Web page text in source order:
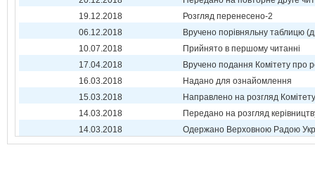
19.12.2018
Розгляд перенесено-2
06.12.2018
Вручено порівняльну таблицю
10.07.2018
Прийнято в першому читанні
17.04.2018
Вручено подання Комітету про
16.03.2018
Надано для ознайомлення
15.03.2018
Направлено на розгляд Комітету
14.03.2018
Передано на розгляд
14.03.2018
Одержано Верховною Радою